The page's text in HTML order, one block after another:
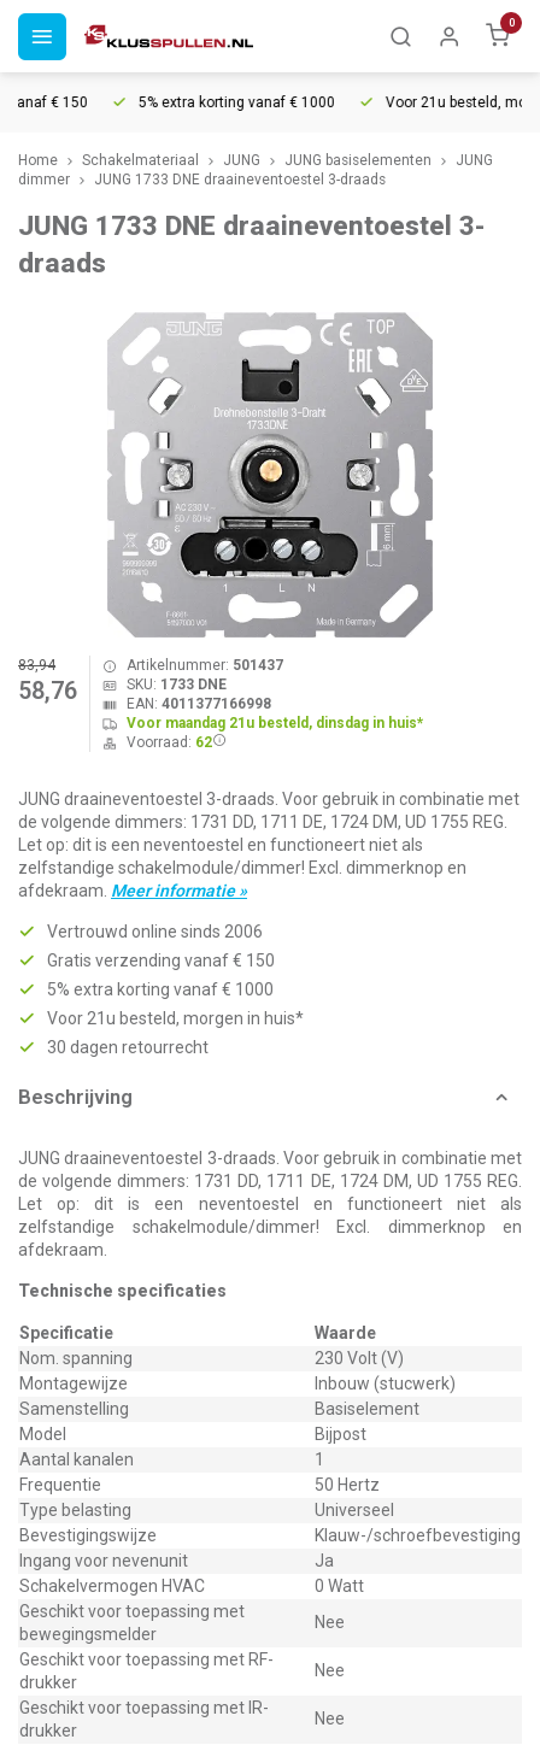
0
€ 150 5% extra korting vanaf € 1000 Voor 21u besteld, morgen
Home Schakelmateriaal JUNG JUNG basiselementen
JUNG
dimmer
JUNG 1733 DNE draaineventoestel 3-draads
JUNG 1733 DNE draaineventoestel 3-
draads
83,94
58,76
Artikelnummer: 501437
SKU: 1733 DNE
EAN: 4011377166998
Voor maandag 21u besteld, dinsdag in huis*
Voorraad: 62
JUNG draaineventoestel 3-draads. Voor gebruik in combinatie met
de volgende dimmers: 1731 DD, 1711 DE, 1724 DM, UD 1755 REG.
Let op: dit is een neventoestel en functioneert niet als
zelfstandige schakelmodule/dimmer! Excl. dimmerknop en
afdekraam. Meer informatie »
Vertrouwd online sinds 2006
Gratis verzending vanaf € 150
5% extra korting vanaf € 1000
Voor 21u besteld, morgen in huis*
30 dagen retourrecht
Beschrijving
JUNG draaineventoestel 3-draads. Voor gebruik in combinatie met
de volgende dimmers: 1731 DD, 1711 DE, 1724 DM, UD 1755 REG.
Let op: dit is een neventoestel en functioneert niet als
zelfstandige schakelmodule/dimmer! Excl. dimmerknop en
afdekraam.
Technische specificaties
Specificatie
Waarde
Nom. spanning
230 Volt (V)
Montagewijze
Inbouw (stucwerk)
Samenstelling
Basiselement
Model
Bijpost
Aantal kanalen
1
Frequentie
50 Hertz
Type belasting
Universeel
Bevestigingswijze
Klauw-/schroefbevestiging
Ingang voor nevenunit
Ja
Schakelvermogen HVAC
0 Watt
Geschikt voor toepassing met
bewegingsmelder
Nee
Geschikt voor toepassing met RF-
drukker
Nee
Geschikt voor toepassing met IR-
drukker
Nee